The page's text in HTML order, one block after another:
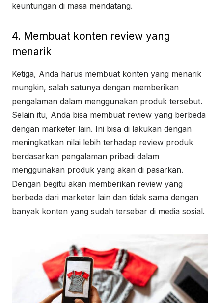
keuntungan di masa mendatang.
4. Membuat konten review yang
menarik
Ketiga, Anda harus membuat konten yang menarik
mungkin, salah satunya dengan memberikan
pengalaman dalam menggunakan produk tersebut.
Selain itu, Anda bisa membuat review yang berbeda
dengan marketer lain. Ini bisa di lakukan dengan
meningkatkan nilai lebih terhadap review produk
berdasarkan pengalaman pribadi dalam
menggunakan produk yang akan di pasarkan.
Dengan begitu akan memberikan review yang
berbeda dari marketer lain dan tidak sama dengan
banyak konten yang sudah tersebar di media sosial.